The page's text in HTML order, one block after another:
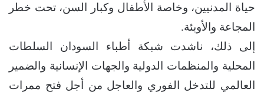
حياة المدنيين، وخاصة الأطفال وكبار السن، تحت خطر
المجاعة والأوبئة.
إلى ذلك، ناشدت شبكة أطباء السودان السلطات
المحلية والمنظمات الدولية والجهات الإنسانية والضمير
العالمي للتدخل الفوري والعاجل من أجل فتح ممرات